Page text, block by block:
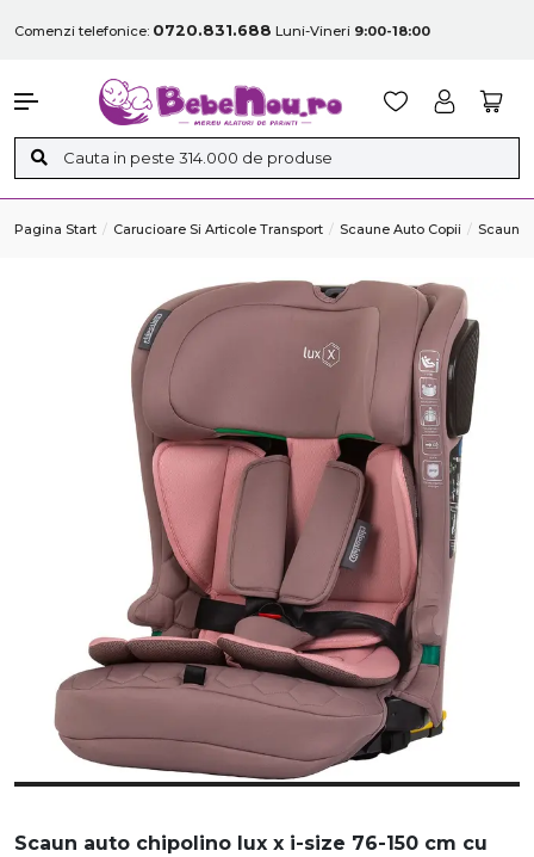
Comenzi telefonice: 0720.831.688 Luni-Vineri 9:00-18:00
Pagina Start Carucioare Si Articole Transport Scaune Auto Copii Scaune
Scaun auto chipolino lux x i-size 76-150 cm cu